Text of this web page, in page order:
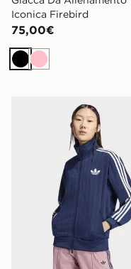
Iconica Firebird
75,00€
NeroRosa
adidas Originals